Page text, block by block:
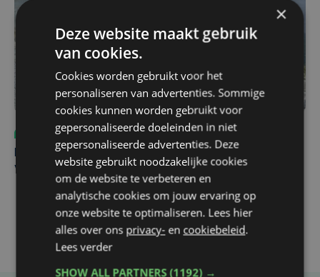
Sport
do 6 augustus | 10:49
Margot Vanpachtenbeke beklimt zeven keer de Mont
Ventoux
×
Deze website maakt gebruik
van cookies.
Cookies worden gebruikt voor het
personaliseren van advertenties. Sommige
cookies kunnen worden gebruikt voor
gepersonaliseerde doeleinden in niet
gepersonaliseerde advertenties. Deze
website gebruikt noodzakelijke cookies
om de website te verbeteren en
analytische cookies om jouw ervaring op
onze website te optimaliseren. Lees hier
alles over ons privacy- en cookiebeleid.
Lees verder
SHOW ALL PARTNERS(1192) →